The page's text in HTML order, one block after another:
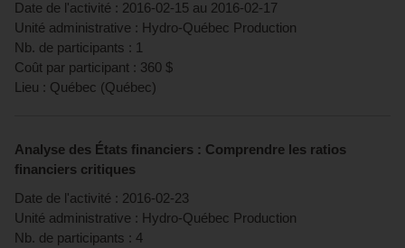
Date de l'activité : 2016-02-15 au 2016-02-17
Unité administrative : Hydro-Québec Production
Nb. de participants : 1
Coût par participant : 360 $
Lieu : Québec (Québec)
Analyse des États financiers : Comprendre les ratios
financiers critiques
Date de l'activité : 2016-02-23
Unité administrative : Hydro-Québec Production
Nb. de participants : 4